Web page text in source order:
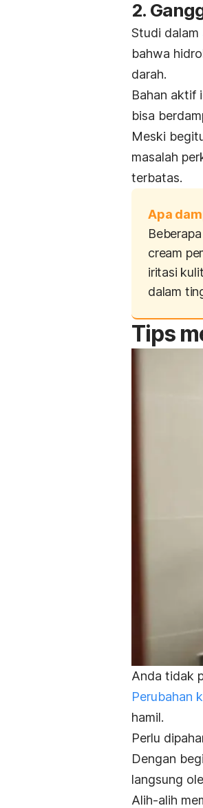
2.
Studi dalam
bahwa
darah.
Bahan aktif
bisa
Meski
masalah
terbatas.
Apa
cream
iritasi
dalam
Tips
Anda tidak
Perubahan
hamil.
Perlu
Dengan
langsung
Alih-alih